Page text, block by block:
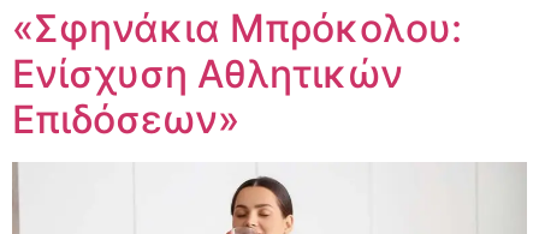
«Σφηνάκια Μπρόκολου:
Ενίσχυση Αθλητικών
Επιδόσεων»